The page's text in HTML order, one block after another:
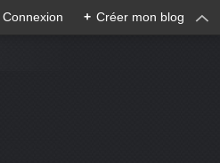
Connexion + Créer mon blog